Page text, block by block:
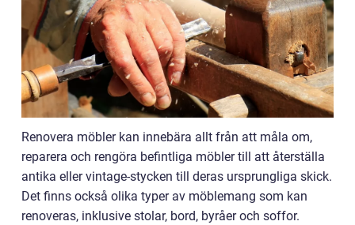
Renovera möbler kan innebära allt från att måla om,
reparera och rengöra befintliga möbler till att återställa
antika eller vintage-stycken till deras ursprungliga skick.
Det finns också olika typer av möblemang som kan
renoveras, inklusive stolar, bord, byråer och soffor.